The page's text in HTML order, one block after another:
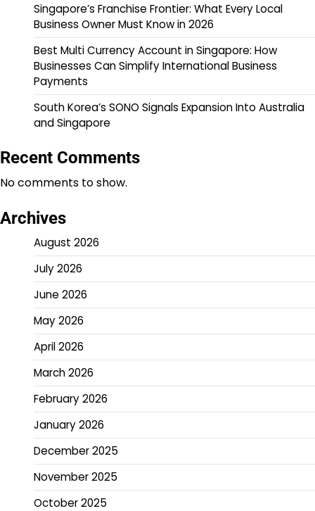
Singapore’s Franchise Frontier: What Every Local
Business Owner Must Know in 2026
Best Multi Currency Account in Singapore: How
Businesses Can Simplify International Business
Payments
South Korea’s SONO Signals Expansion Into Australia
and Singapore
Recent Comments
No comments to show.
Archives
August 2026
July 2026
June 2026
May 2026
April 2026
March 2026
February 2026
January 2026
December 2025
November 2025
October 2025